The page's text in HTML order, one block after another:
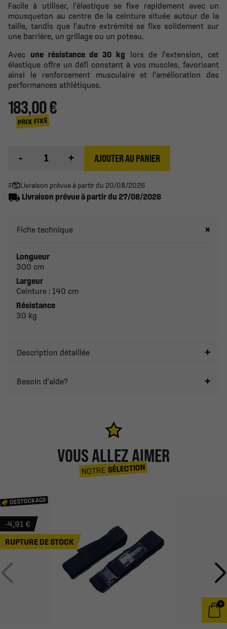
Facile à utiliser, l'élastique se fixe rapidement avec un
mousqueton au centre de la ceinture située autour de la
taille, tandis que l'autre extrémité se fixe solidement sur
une barrière, un grillage ou un poteau.
Avec une résistance de 30 kg lors de l'extension, cet
élastique offre un défi constant à vos muscles, favorisant
ainsi le renforcement musculaire et l'amélioration des
performances athlétiques.
183,00 €
PRIX FIXE
- + AJOUTER AU PANIER
Livraison prévue à partir du 20/08/2026
local_shipping Livraison prévue à partir du 27/08/2026
Fiche technique
Longueur
300 cm
Largeur
Ceinture : 140 cm
Résistance
30 kg
Description détaillée
Besoin d'aide?
VOUS ALLEZ AIMER
NOTRESÉLECTION
-4,91 €
RUPTURE DE STOCK